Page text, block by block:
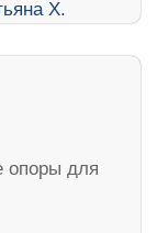
опоры для